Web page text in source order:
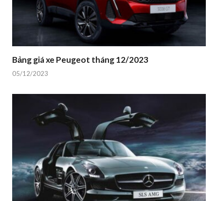
Bảng giá xe Peugeot tháng 12/2023
05/12/2023